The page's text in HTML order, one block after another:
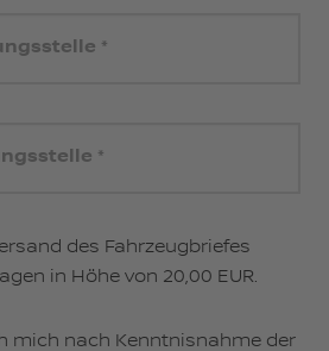
des Fahrzeugbriefes
in Höhe von 20,00 EUR.
mich nach Kenntnisnahme der